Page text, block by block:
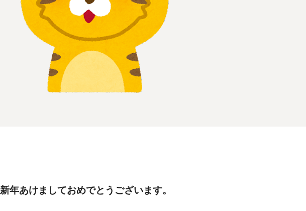
新年あけましておめでとうございます。